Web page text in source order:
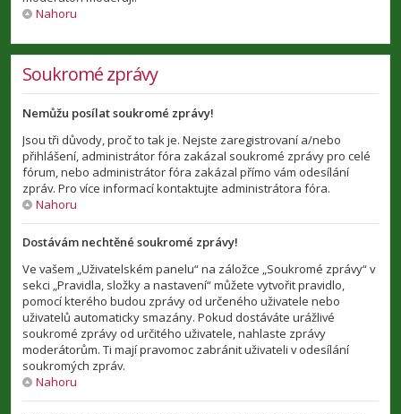
Nahoru
Soukromé zprávy
Nemůžu posílat soukromé zprávy!
Jsou tři důvody, proč to tak je. Nejste zaregistrovaní a/nebo
přihlášení, administrátor fóra zakázal soukromé zprávy pro celé
fórum, nebo administrátor fóra zakázal přímo vám odesílání
zpráv. Pro více informací kontaktujte administrátora fóra.
Nahoru
Dostávám nechtěné soukromé zprávy!
Ve vašem „Uživatelském panelu“ na záložce „Soukromé zprávy“ v
sekci „Pravidla, složky a nastavení“ můžete vytvořit pravidlo,
pomocí kterého budou zprávy od určeného uživatele nebo
uživatelů automaticky smazány. Pokud dostáváte urážlivé
soukromé zprávy od určitého uživatele, nahlaste zprávy
moderátorům. Ti mají pravomoc zabránit uživateli v odesílání
soukromých zpráv.
Nahoru